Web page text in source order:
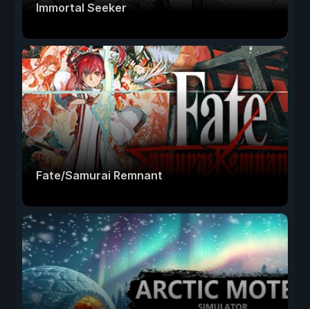
Immortal Seeker
Fate/Samurai Remnant